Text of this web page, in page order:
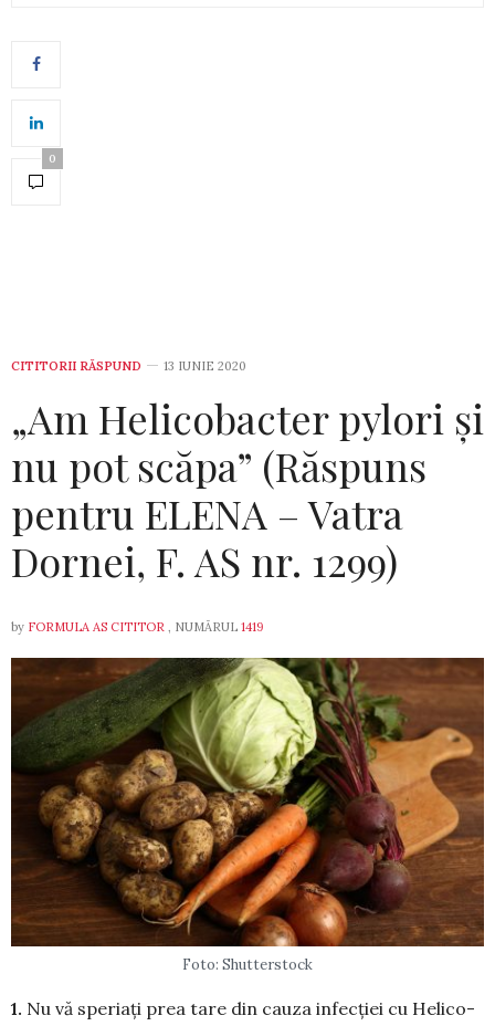
0
CITITORII RĂSPUND 13 IUNIE 2020
„Am Helicobacter pylori şi
nu pot scăpa” (Răspuns
pentru ELENA – Vatra
Dornei, F. AS nr. 1299)
by FORMULA AS CITITOR , NUMĂRUL 1419
Foto: Shutterstock
1. Nu vă speriați prea tare din cauza infecției cu He­li­­co­